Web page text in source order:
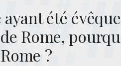
été
Rome,
?